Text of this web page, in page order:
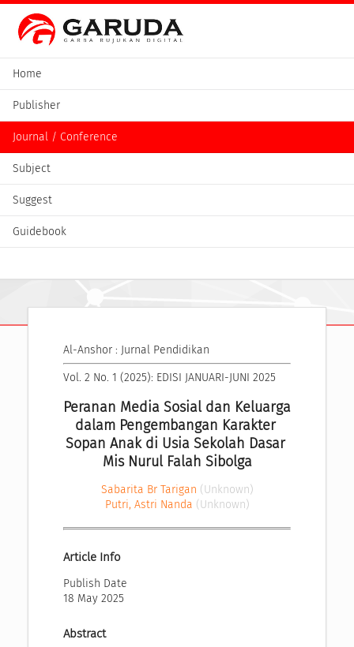
Home
Publisher
Journal / Conference
Subject
Suggest
Guidebook
Al-Anshor : Jurnal Pendidikan
Vol. 2 No. 1 (2025): EDISI JANUARI-JUNI 2025
Peranan Media Sosial dan Keluarga
dalam Pengembangan Karakter
Sopan Anak di Usia Sekolah Dasar
Mis Nurul Falah Sibolga
Sabarita Br Tarigan (Unknown)
Putri, Astri Nanda (Unknown)
Article Info
Publish Date
18 May 2025
Abstract